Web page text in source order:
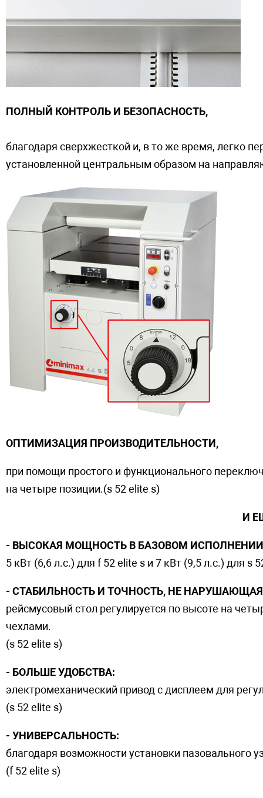
ПОЛНЫЙ КОНТРОЛЬ И БЕЗОПАСНОСТЬ,
благодаря сверхжесткой и, в то же время, легко
установленной центральным образом на
ОПТИМИЗАЦИЯ ПРОИЗВОДИТЕЛЬНОСТИ,
при помощи простого и функционального
на четыре позиции.(s 52 elite s)
И
- ВЫСОКАЯ МОЩНОСТЬ В БАЗОВОМ
5 кВт (6,6 л.с.) для f 52 elite s и 7 кВт (9,5 л.с.) для s
- СТАБИЛЬНОСТЬ И ТОЧНОСТЬ, НЕ
рейсмусовый стол регулируется по высоте на
чехлами.
(s 52 elite s)
- БОЛЬШЕ УДОБСТВА:
электромеханический привод с дисплеем для
(s 52 elite s)
- УНИВЕРСАЛЬНОСТЬ:
благодаря возможности установки пазовального
(f 52 elite s)